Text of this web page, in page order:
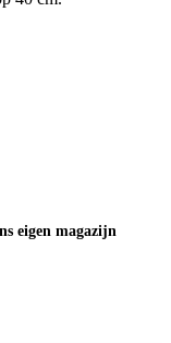
eigen magazijn